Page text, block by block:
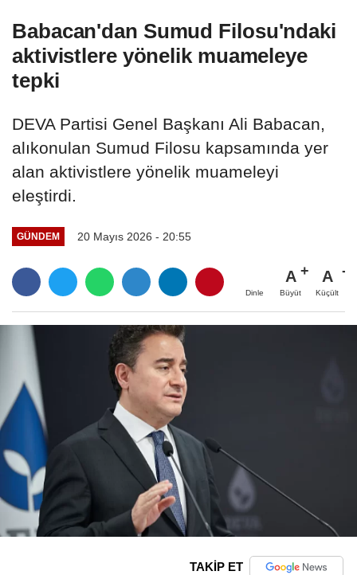
Babacan'dan Sumud Filosu'ndaki
aktivistlere yönelik muameleye
tepki
DEVA Partisi Genel Başkanı Ali Babacan,
alıkonulan Sumud Filosu kapsamında yer
alan aktivistlere yönelik muameleyi
eleştirdi.
GÜNDEM 20 Mayıs 2026 - 20:55
Dinle
A
Büyüt
A
Küçült
TAKİP ET